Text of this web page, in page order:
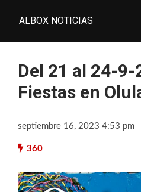
ALBOX NOTICIAS
Del 21 al 24-
Fiestas en
septiembre 16, 2023 4:53 pm
360